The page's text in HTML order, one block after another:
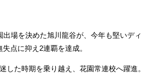
出場を決めた旭川龍谷が、今年も堅いディ
点に抑え2連覇を達成。
した時期を乗り越え、花園常連校へ躍進。